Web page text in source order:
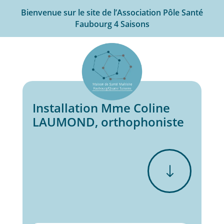
Bienvenue sur le site de l’Association Pôle Santé
Faubourg 4 Saisons
Installation Mme Coline
LAUMOND, orthophoniste
"